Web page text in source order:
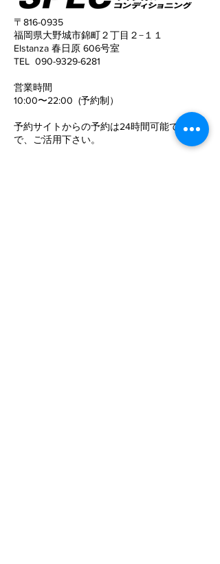
〒816-0935
福岡県大野城市錦町２丁目２−１１
Elstanza 春日原 606号室
TEL 090-9329-6281
​営業時間
10:00〜22:00 (予約制）
予約サイトからの予約は24時間可能ですの
で、
ご活用下さい。